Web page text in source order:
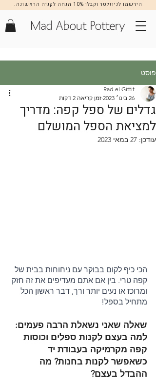
הירשמו לניוזלטר וקבלו 10% הנחה לקניה הראשונה.
הרשמה >>
פוסט
גדלים של ספל קפה: מדריך
למציאת הספל המושלם
Rad-el Gittit
26 בינו׳ 2023
זמן קריאה 2 דקות
עודכן: 27 במאי 2023
הכי כיף לקום בבוקר עם ניחוחות בבית של
קפה טרי. בין אם אתם מעדיפים את זה חזק
ומרוכז או נעים יותר ורך, דבר ראשון הכל
מתחיל בספל!
שאלה שאני נשאלת הרבה פעמים:
למה בעצם לקנות ספלים וכוסות
קפה מקרמיקה בעבודת יד
כשאפשר לקנות בחנות? מה
ההבדל בעצם?